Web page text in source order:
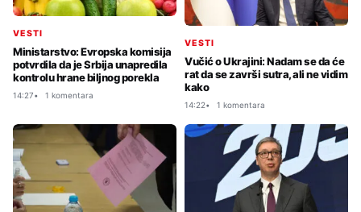
VESTI
Ministarstvo: Evropska komisija
potvrdila da je Srbija unapredila
kontrolu hrane biljnog porekla
14:27 1 komentara
VESTI
Vučić o Ukrajini: Nadam se da će
rat da se završi sutra, ali ne vidim
kako
14:22 1 komentara